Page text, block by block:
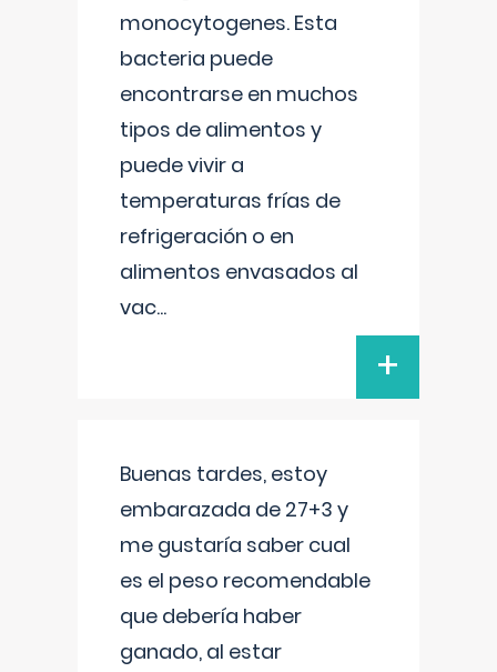
monocytogenes. Esta
bacteria puede
encontrarse en muchos
tipos de alimentos y
puede vivir a
temperaturas frías de
refrigeración o en
alimentos envasados al
vac...
+
Buenas tardes, estoy
embarazada de 27+3 y
me gustaría saber cual
es el peso recomendable
que debería haber
ganado, al estar